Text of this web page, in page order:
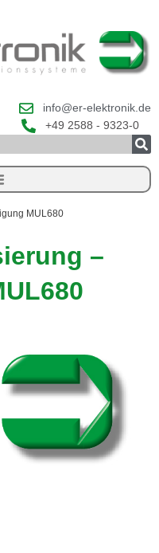
info@er-elektronik.de
+49 2588 - 9323-0
MUL680
–